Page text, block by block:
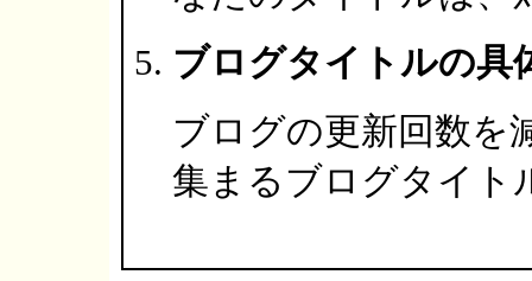
ブログタイトルの具
ブログの更新回数を
集まるブログタイト